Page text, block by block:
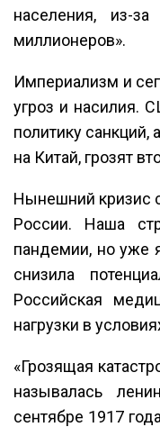
населения, из-
миллионеров».
Империализм и
угроз и насилия.
политику санкций,
на Китай, грозят
Нынешний кризис
России. Наша
пандемии, но уже
снизила
Российская
нагрузки в
«Грозящая
называлась
сентябре 1917